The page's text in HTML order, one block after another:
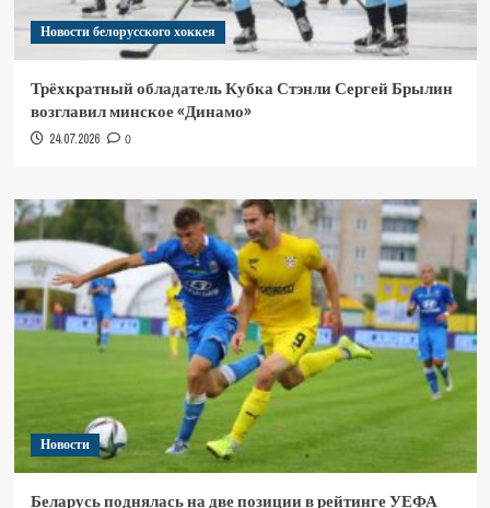
Новости белорусского хоккея
Трёхкратный обладатель Кубка Стэнли Сергей Брылин
возглавил минское «Динамо»
24.07.2026 0
Новости
Беларусь поднялась на две позиции в рейтинге УЕФА